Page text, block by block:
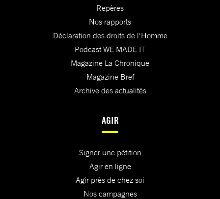
Repères
Nos rapports
Déclaration des droits de l'Homme
Podcast WE MADE IT
Magazine La Chronique
Magazine Bref
Archive des actualités
AGIR
Signer une pétition
Agir en ligne
Agir près de chez soi
Nos campagnes